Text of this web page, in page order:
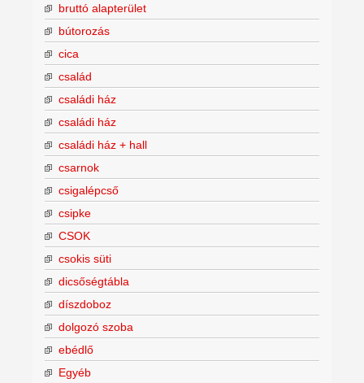
bruttó alapterület
bútorozás
cica
család
családi ház
családi ház
családi ház + hall
csarnok
csigalépcső
csipke
CSOK
csokis süti
dicsőségtábla
díszdoboz
dolgozó szoba
ebédlő
Egyéb